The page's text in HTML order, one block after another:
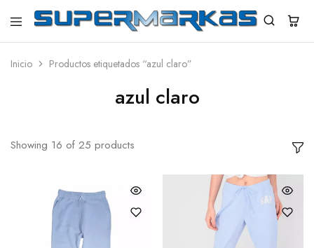
SuperMarkas
Ropa
con
Inicio Productos etiquetados “azul claro”
azul claro
Showing 16 of 25 products